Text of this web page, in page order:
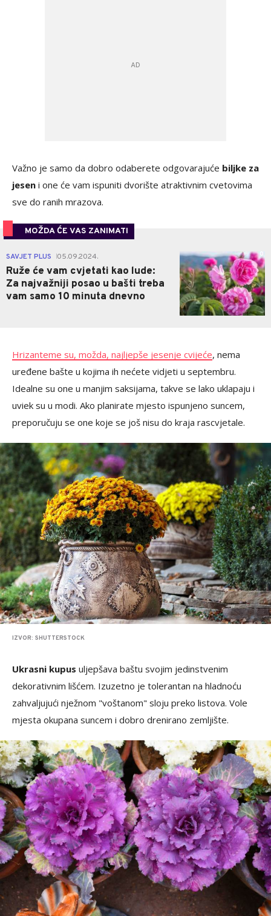
Važno je samo da dobro odaberete odgovarajuće biljke za
jesen i one će vam ispuniti dvorište atraktivnim cvetovima
sve do ranih mrazova.
MOŽDA ĆE VAS ZANIMATI
SAVJET PLUS 05.09.2024.
Ruže će vam cvjetati kao lude:
Za najvažniji posao u bašti treba
vam samo 10 minuta dnevno
0
Hrizanteme su, možda, najljepše jesenje cvijeće, nema
uređene bašte u kojima ih nećete vidjeti u septembru.
Idealne su one u manjim saksijama, takve se lako uklapaju i
uviek su u modi. Ako planirate mjesto ispunjeno suncem,
preporučuju se one koje se još nisu do kraja rascvjetale.
IZVOR: SHUTTERSTOCK
Ukrasni kupus uljepšava baštu svojim jedinstvenim
dekorativnim lišćem. Izuzetno je tolerantan na hladnoću
zahvaljujući nježnom "voštanom" sloju preko listova. Vole
mjesta okupana suncem i dobro drenirano zemljište.